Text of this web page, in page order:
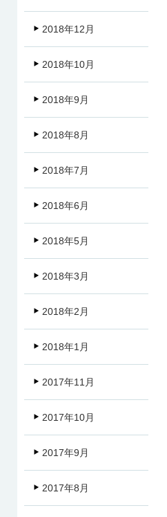
2018年12月
2018年10月
2018年9月
2018年8月
2018年7月
2018年6月
2018年5月
2018年3月
2018年2月
2018年1月
2017年11月
2017年10月
2017年9月
2017年8月